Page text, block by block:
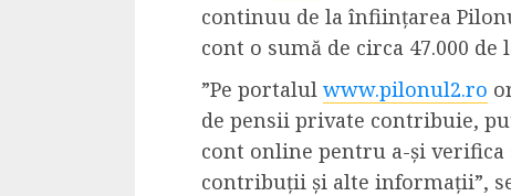
continuu de la înființarea
cont o sumă de circa 47.000 de
”Pe portalul www.pilonul2.ro
de pensii private contribuie,
cont online pentru a-și
contribuții și alte informații”,
ALEXANDRU S. MAY 24, 2023